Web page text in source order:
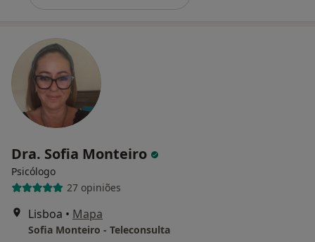
Dra. Sofia Monteiro
Psicólogo
27 opiniões
Lisboa • Mapa
Sofia Monteiro - Teleconsulta